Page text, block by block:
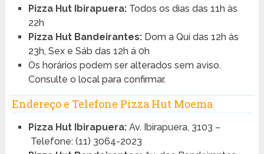
Pizza Hut Ibirapuera: Todos os dias das 11h às
22h
Pizza Hut Bandeirantes: Dom a Qui das 12h às
23h, Sex e Sáb das 12h á 0h
Os horários podem ser alterados sem aviso.
Consulte o local para confirmar.
Endereço e Telefone Pizza Hut Moema
Pizza Hut Ibirapuera: Av. Ibirapuera, 3103 –
Telefone: (11) 3064-2023